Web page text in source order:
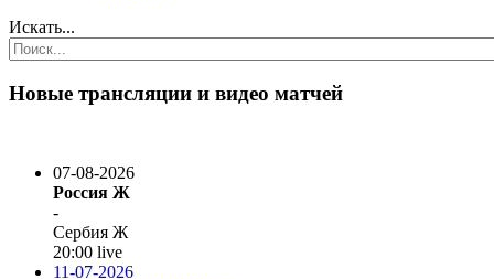
Искать...
Новые трансляции и видео матчей
07-08-2026
Россия Ж
-
Сербия Ж
20:00 live
11-07-2026